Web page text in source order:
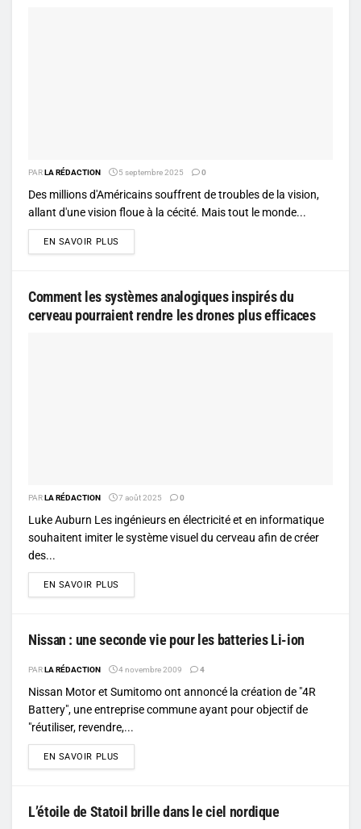
PARLA RÉDACTION 5 septembre 2025 0
Des millions d'Américains souffrent de troubles de la vision,
allant d'une vision floue à la cécité. Mais tout le monde...
EN SAVOIR PLUS
Comment les systèmes analogiques inspirés du
cerveau pourraient rendre les drones plus efficaces
PARLA RÉDACTION 7 août 2025 0
Luke Auburn Les ingénieurs en électricité et en informatique
souhaitent imiter le système visuel du cerveau afin de créer
des...
EN SAVOIR PLUS
Nissan : une seconde vie pour les batteries Li-ion
PARLA RÉDACTION 4 novembre 2009 4
Nissan Motor et Sumitomo ont annoncé la création de "4R
Battery", une entreprise commune ayant pour objectif de
"réutiliser, revendre,...
EN SAVOIR PLUS
L’étoile de Statoil brille dans le ciel nordique